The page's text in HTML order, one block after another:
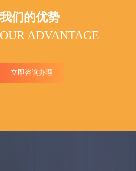
我们的优势
OUR ADVANTAGE
立即咨询办理